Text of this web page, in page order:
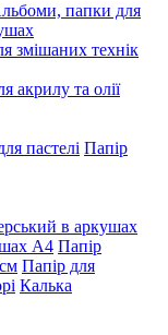
папки для
змішаних технік
акрилу та олії
пастелі Папір
в аркушах
А4 Папір
Папір для
Калька